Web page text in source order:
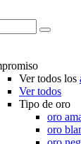
Ver todos los
Ver todos
Tipo de oro
oro
oro